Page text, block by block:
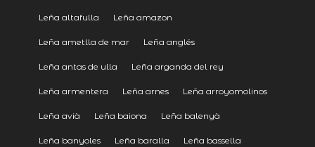
Leña altafulla Leña amazon
Leña ametlla de mar Leña anglés
Leña antas de ulla Leña arganda del rey
Leña armentera Leña arnes Leña arroyomolinos
Leña avià Leña baiona Leña balenyà
Leña banyoles Leña baralla Leña bassella